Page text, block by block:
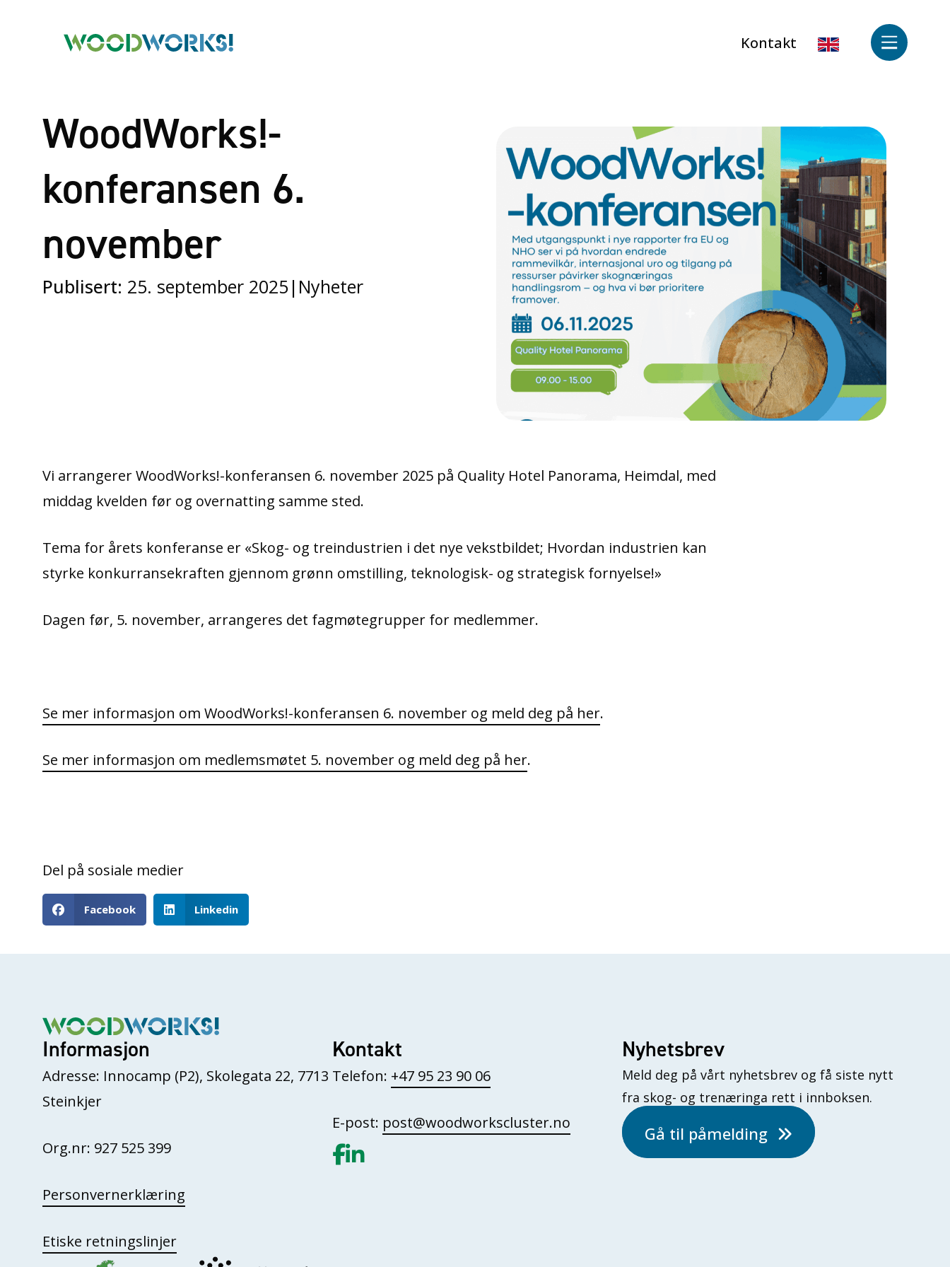
Kontakt
WoodWorks!-
konferansen 6.
november
Publisert: 25. september 2025 | Nyheter
Vi arrangerer WoodWorks!-konferansen 6. november 2025 på Quality Hotel Panorama, Heimdal, med
middag kvelden før og overnatting samme sted.
Tema for årets konferanse er «Skog- og treindustrien i det nye vekstbildet; Hvordan industrien kan
styrke konkurransekraften gjennom grønn omstilling, teknologisk- og strategisk fornyelse!»
Dagen før, 5. november, arrangeres det fagmøtegrupper for medlemmer.
Se mer informasjon om WoodWorks!-konferansen 6. november og meld deg på her.
Se mer informasjon om medlemsmøtet 5. november og meld deg på her.
Del på sosiale medier
Facebook Linkedin
Informasjon
Adresse: Innocamp (P2), Skolegata 22, 7713
Steinkjer
Org.nr: 927 525 399
Personvernerklæring
Etiske retningslinjer
Kontakt
Telefon: +47 95 23 90 06
E-post: post@woodworkscluster.no
Gå til vår Facebook
Gå til vår LinkedIn
Nyhetsbrev
Meld deg på vårt nyhetsbrev og få siste nytt
fra skog- og trenæringa rett i innboksen.
Gå til påmelding